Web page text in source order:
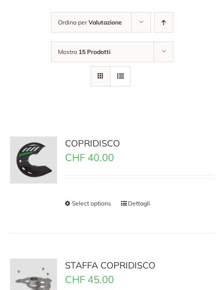
Ordina perValutazione
Mostra 15 Prodotti
COPRIDISCO
CHF 40.00
Select options Dettagli
STAFFA COPRIDISCO
CHF 45.00